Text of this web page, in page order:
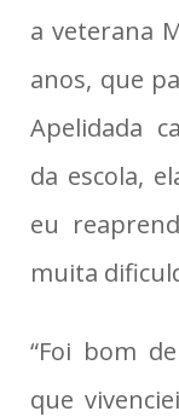
a veterana
anos, que
Apelidada
da escola,
eu
muita
“Foi bom
que